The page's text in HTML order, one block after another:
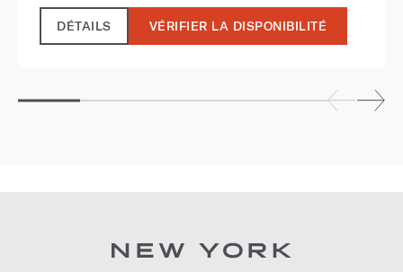
DÉTAILS VÉRIFIER LA DISPONIBILITÉ